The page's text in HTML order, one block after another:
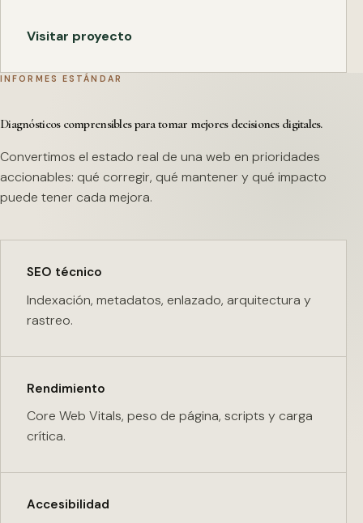
Visitar proyecto
INFORMES ESTÁNDAR
Diagnósticos comprensibles para tomar mejores decisiones digitales.
Convertimos el estado real de una web en prioridades
accionables: qué corregir, qué mantener y qué impacto
puede tener cada mejora.
SEO técnico
Indexación, metadatos, enlazado, arquitectura y
rastreo.
Rendimiento
Core Web Vitals, peso de página, scripts y carga
crítica.
Accesibilidad